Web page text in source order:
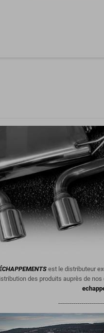
est le distributeur
des produits auprès de